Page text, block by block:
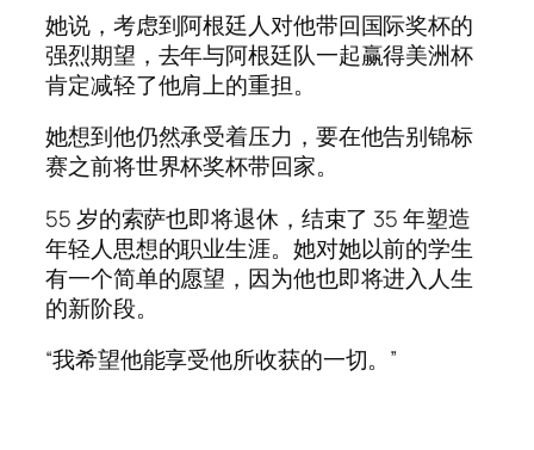
她说，考虑到阿根廷人对他带回国际奖杯的
强烈期望，去年与阿根廷队一起赢得美洲杯
肯定减轻了他肩上的重担。
她想到他仍然承受着压力，要在他告别锦标
赛之前将世界杯奖杯带回家。
55 岁的索萨也即将退休，结束了 35 年塑造
年轻人思想的职业生涯。她对她以前的学生
有一个简单的愿望，因为他也即将进入人生
的新阶段。
“我希望他能享受他所收获的一切。”